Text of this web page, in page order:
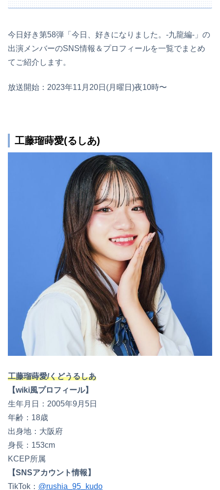
今日好き第58弾「今日、好きになりました。-九龍編-」の
出演メンバーのSNS情報＆プロフィールを一覧でまとめ
てご紹介します。
放送開始：2023年11月20日(月曜日)夜10時〜
工藤瑠蒔愛(るしあ)
工藤瑠蒔愛/くどうるしあ
【wiki風プロフィール】
生年月日：2005年9月5日
年齢：18歳
出身地：大阪府
身長：153cm
KCEP所属
【SNSアカウント情報】
TikTok： @rushia_95_kudo